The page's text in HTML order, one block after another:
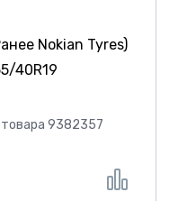
Nokian Tyres)
40R19
товара 9382357